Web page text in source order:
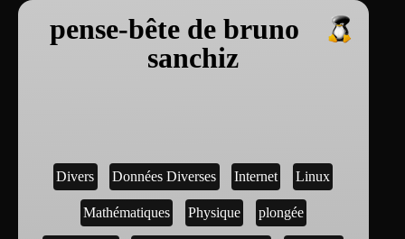
pense-bête de bruno
sanchiz
Divers Données Diverses Internet Linux
Mathématiques Physique plongée